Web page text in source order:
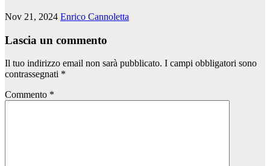
Nov 21, 2024 Enrico Cannoletta
Lascia un commento
Il tuo indirizzo email non sarà pubblicato. I campi obbligatori sono
contrassegnati *
Commento *